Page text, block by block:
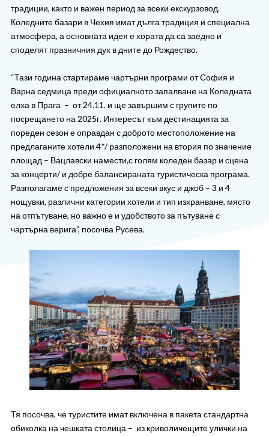
ИНТЕРЕСНО
ТРАНСФЕРИ
ОЩЕ
За нас - Ivi Travel
Банкова сметка
Общи условия
Политика за
поверителност
Контакти
0879 990 698 Запитване
традиции, както и важен период за всеки екскурзовод.
Коледните базари в Чехия имат дълга традиция и специална
атмосфера, а основната идея е хората да са заедно и
споделят празничния дух в дните до Рождество.
“Тази година стартираме чартърни програми от София и
Варна седмица преди официалното запалване на Коледната
елха в Прага – от 24.11. и ще завършим с групите по
посрещането на 2025г. Интересът към дестинацията за
пореден сезон е оправдан с доброто местоположение на
предлаганите хотели 4*/ разположени на втория по значение
площад – Вацлавски намести,с голям коледен базар и сцена
за концерти/ и добре балансираната туристическа програма.
Разполагаме с предложения за всеки вкус и джоб – 3 и 4
нощувки, различни категории хотели и тип изхранване, място
на отпътуване, но важно е и удобството за пътуване с
чартърна верига”, посочва Русева.
Тя посочва, че туристите имат включена в пакета стандартна
обиколка на чешката столица – из криволичещите улички на